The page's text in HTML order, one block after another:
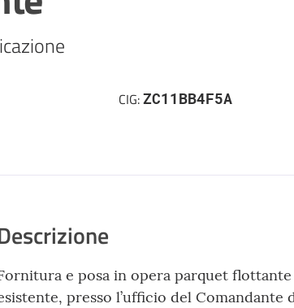
CIG:ZC11BB4F5A
e posa in opera parquet
presso l’ufficio del Comandante